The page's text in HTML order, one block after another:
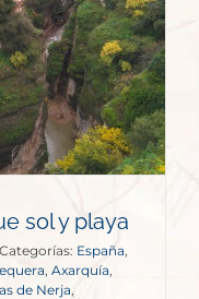
sol y playa
Categorías: España,
, Axarquía,
de Nerja,